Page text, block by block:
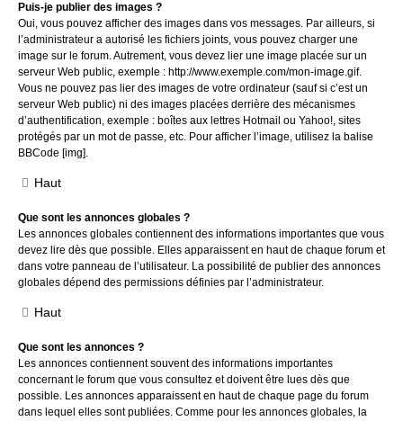
Puis-je publier des images ?
Oui, vous pouvez afficher des images dans vos messages. Par ailleurs, si
l’administrateur a autorisé les fichiers joints, vous pouvez charger une
image sur le forum. Autrement, vous devez lier une image placée sur un
serveur Web public, exemple : http://www.exemple.com/mon-image.gif.
Vous ne pouvez pas lier des images de votre ordinateur (sauf si c’est un
serveur Web public) ni des images placées derrière des mécanismes
d’authentification, exemple : boîtes aux lettres Hotmail ou Yahoo!, sites
protégés par un mot de passe, etc. Pour afficher l’image, utilisez la balise
BBCode [img].
Haut
Que sont les annonces globales ?
Les annonces globales contiennent des informations importantes que vous
devez lire dès que possible. Elles apparaissent en haut de chaque forum et
dans votre panneau de l’utilisateur. La possibilité de publier des annonces
globales dépend des permissions définies par l’administrateur.
Haut
Que sont les annonces ?
Les annonces contiennent souvent des informations importantes
concernant le forum que vous consultez et doivent être lues dès que
possible. Les annonces apparaissent en haut de chaque page du forum
dans lequel elles sont publiées. Comme pour les annonces globales, la